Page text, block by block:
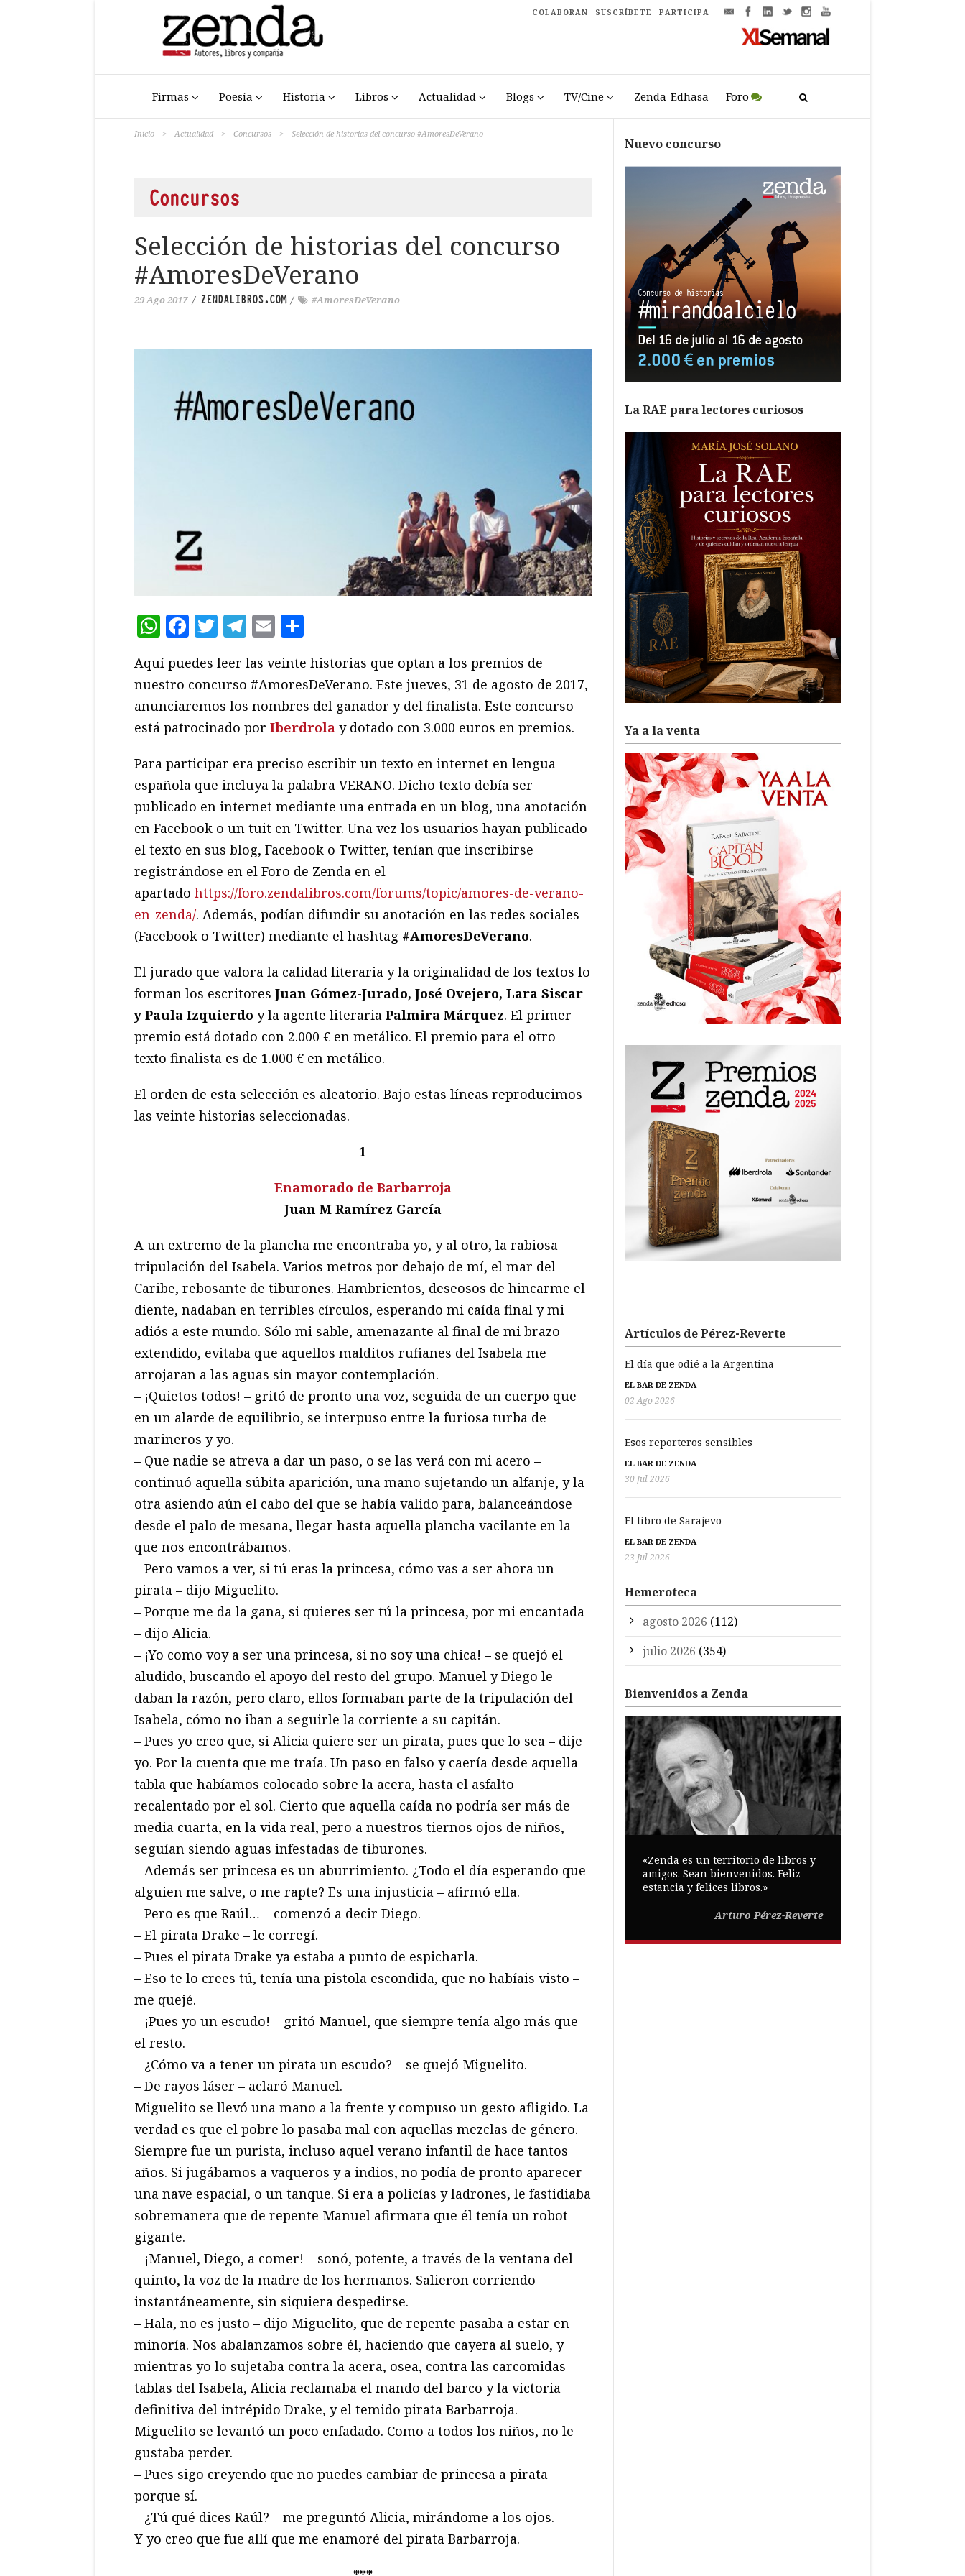
COLABORAN SUSCRÍBETE PARTICIPA
Firmas Poesía Historia Libros Actualidad Blogs TV/Cine Zenda-Edhasa Foro
Inicio > Actualidad > Concursos > Selección de historias del concurso #AmoresDeVerano
Concursos
Selección de historias del concurso
#AmoresDeVerano
29 Ago 2017 / ZENDALIBROS.COM/ #AmoresDeVerano
WhatsApp
Facebook
Twitter
Telegram
Email
Aquí puedes leer las veinte historias que optan a los premios de
nuestro concurso #AmoresDeVerano. Este jueves, 31 de agosto de 2017,
anunciaremos los nombres del ganador y del finalista. Este concurso
está patrocinado por Iberdrola y dotado con 3.000 euros en premios.
Para participar era preciso escribir un texto en internet en lengua
española que incluya la palabra VERANO. Dicho texto debía ser
publicado en internet mediante una entrada en un blog, una anotación
en Facebook o un tuit en Twitter. Una vez los usuarios hayan publicado
el texto en sus blog, Facebook o Twitter, tenían que inscribirse
registrándose en el Foro de Zenda en el
apartado https://foro.zendalibros.com/forums/topic/amores-de-verano-
en-zenda/. Además, podían difundir su anotación en las redes sociales
(Facebook o Twitter) mediante el hashtag #AmoresDeVerano.
El jurado que valora la calidad literaria y la originalidad de los textos lo
forman los escritores Juan Gómez-Jurado, José Ovejero, Lara Siscar
y Paula Izquierdo y la agente literaria Palmira Márquez. El primer
premio está dotado con 2.000 € en metálico. El premio para el otro
texto finalista es de 1.000 € en metálico.
El orden de esta selección es aleatorio. Bajo estas líneas reproducimos
las veinte historias seleccionadas.
1
Enamorado de Barbarroja
Juan M Ramírez García
A un extremo de la plancha me encontraba yo, y al otro, la rabiosa
tripulación del Isabela. Varios metros por debajo de mí, el mar del
Caribe, rebosante de tiburones. Hambrientos, deseosos de hincarme el
diente, nadaban en terribles círculos, esperando mi caída final y mi
adiós a este mundo. Sólo mi sable, amenazante al final de mi brazo
extendido, evitaba que aquellos malditos rufianes del Isabela me
arrojaran a las aguas sin mayor contemplación.
– ¡Quietos todos! – gritó de pronto una voz, seguida de un cuerpo que
en un alarde de equilibrio, se interpuso entre la furiosa turba de
marineros y yo.
– Que nadie se atreva a dar un paso, o se las verá con mi acero –
continuó aquella súbita aparición, una mano sujetando un alfanje, y la
otra asiendo aún el cabo del que se había valido para, balanceándose
desde el palo de mesana, llegar hasta aquella plancha vacilante en la
que nos encontrábamos.
– Pero vamos a ver, si tú eras la princesa, cómo vas a ser ahora un
pirata – dijo Miguelito.
– Porque me da la gana, si quieres ser tú la princesa, por mi encantada
– dijo Alicia.
– ¡Yo como voy a ser una princesa, si no soy una chica! – se quejó el
aludido, buscando el apoyo del resto del grupo. Manuel y Diego le
daban la razón, pero claro, ellos formaban parte de la tripulación del
Isabela, cómo no iban a seguirle la corriente a su capitán.
– Pues yo creo que, si Alicia quiere ser un pirata, pues que lo sea – dije
yo. Por la cuenta que me traía. Un paso en falso y caería desde aquella
tabla que habíamos colocado sobre la acera, hasta el asfalto
recalentado por el sol. Cierto que aquella caída no podría ser más de
media cuarta, en la vida real, pero a nuestros tiernos ojos de niños,
seguían siendo aguas infestadas de tiburones.
– Además ser princesa es un aburrimiento. ¿Todo el día esperando que
alguien me salve, o me rapte? Es una injusticia – afirmó ella.
– Pero es que Raúl… – comenzó a decir Diego.
– El pirata Drake – le corregí.
– Pues el pirata Drake ya estaba a punto de espicharla.
– Eso te lo crees tú, tenía una pistola escondida, que no habíais visto –
me quejé.
– ¡Pues yo un escudo! – gritó Manuel, que siempre tenía algo más que
el resto.
– ¿Cómo va a tener un pirata un escudo? – se quejó Miguelito.
– De rayos láser – aclaró Manuel.
Miguelito se llevó una mano a la frente y compuso un gesto afligido. La
verdad es que el pobre lo pasaba mal con aquellas mezclas de género.
Siempre fue un purista, incluso aquel verano infantil de hace tantos
años. Si jugábamos a vaqueros y a indios, no podía de pronto aparecer
una nave espacial, o un tanque. Si era a policías y ladrones, le fastidiaba
sobremanera que de repente Manuel afirmara que él tenía un robot
gigante.
– ¡Manuel, Diego, a comer! – sonó, potente, a través de la ventana del
quinto, la voz de la madre de los hermanos. Salieron corriendo
instantáneamente, sin siquiera despedirse.
– Hala, no es justo – dijo Miguelito, que de repente pasaba a estar en
minoría. Nos abalanzamos sobre él, haciendo que cayera al suelo, y
mientras yo lo sujetaba contra la acera, osea, contra las carcomidas
tablas del Isabela, Alicia reclamaba el mando del barco y la victoria
definitiva del intrépido Drake, y el temido pirata Barbarroja.
Miguelito se levantó un poco enfadado. Como a todos los niños, no le
gustaba perder.
– Pues sigo creyendo que no puedes cambiar de princesa a pirata
porque sí.
– ¿Tú qué dices Raúl? – me preguntó Alicia, mirándome a los ojos.
Y yo creo que fue allí que me enamoré del pirata Barbarroja.
Nuevo concurso
La RAE para lectores curiosos
Ya a la venta
Artículos de Pérez-Reverte
El día que odié a la Argentina
EL BAR DE ZENDA
02 Ago 2026
Esos reporteros sensibles
EL BAR DE ZENDA
30 Jul 2026
El libro de Sarajevo
EL BAR DE ZENDA
23 Jul 2026
Hemeroteca
agosto 2026 (112)
julio 2026 (354)
Bienvenidos a Zenda
«Zenda es un territorio de libros y
amigos. Sean bienvenidos. Feliz
estancia y felices libros.»
Arturo Pérez-Reverte